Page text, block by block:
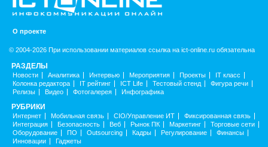
О проекте
© 2004-2026 При использовании материалов ссылка на ict-online.ru обязательна
РАЗДЕЛЫ
Новости Аналитика Интервью Мероприятия Проекты
IT класс
Колонка редактора
IT рейтинг ICT Life Тестовый стенд
Фигура речи
Релизы
Видео Фотогалерея Инфографика
РУБРИКИ
Интернет Мобильная связь CIO/Управление ИТ
Фиксированная связь
Интеграция
Безопасность Веб Рынок ПК Маркетинг
Торговые сети
Оборудование
ПО Outsourcing Кадры Регулирование
Финансы
Инновации
Гаджеты